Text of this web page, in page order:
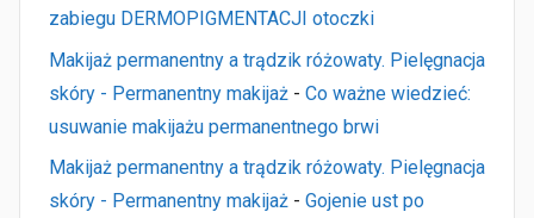
zabiegu DERMOPIGMENTACJI otoczki
Makijaż permanentny a trądzik różowaty. Pielęgnacja
skóry - Permanentny makijaż - Co ważne wiedzieć:
usuwanie makijażu permanentnego brwi
Makijaż permanentny a trądzik różowaty. Pielęgnacja
skóry - Permanentny makijaż - Gojenie ust po